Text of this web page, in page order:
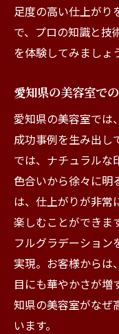
足度の高い仕上がり
で、プロの知識と技
を体験してみましょ
愛知県の美容室で
愛知県の美容室では
成功事例を生み出し
では、ナチュラルな
色合いから徐々に明
は、仕上がりが非常
楽しむことができま
フルグラデーション
実現。お客様からは
目にも華やかさが増
知県の美容室がなぜ
います。